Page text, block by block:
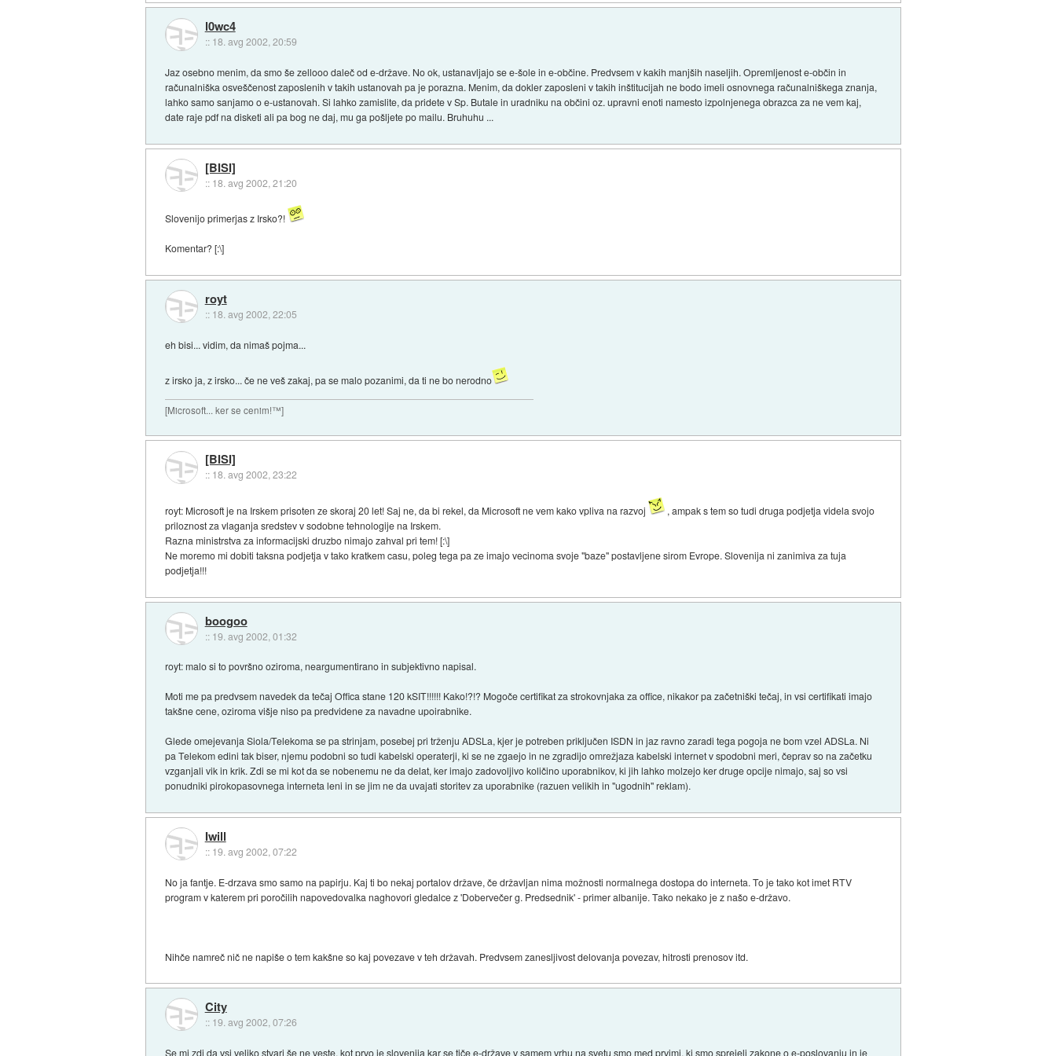
l0wc4
:: 18. avg 2002, 20:59
Jaz osebno menim, da smo še zellooo daleč od e-države. No ok, ustanavljajo se e-šole in e-občine. Predvsem v kakih manjših naseljih. Opremljenost e-občin in
računalniška osveščenost zaposlenih v takih ustanovah pa je porazna. Menim, da dokler zaposleni v takih inštitucijah ne bodo imeli osnovnega računalniškega znanja,
lahko samo sanjamo o e-ustanovah. Si lahko zamislite, da pridete v Sp. Butale in uradniku na občini oz. upravni enoti namesto izpolnjenega obrazca za ne vem kaj,
date raje pdf na disketi ali pa bog ne daj, mu ga pošljete po mailu. Bruhuhu ...
[BISI]
:: 18. avg 2002, 21:20
Slovenijo primerjas z Irsko?!
Komentar? [:\]
royt
:: 18. avg 2002, 22:05
eh bisi... vidim, da nimaš pojma...
z irsko ja, z irsko... če ne veš zakaj, pa se malo pozanimi, da ti ne bo nerodno
[Microsoft... ker se cenim!™]
[BISI]
:: 18. avg 2002, 23:22
royt: Microsoft je na Irskem prisoten ze skoraj 20 let! Saj ne, da bi rekel, da Microsoft ne vem kako vpliva na razvoj
, ampak s tem so tudi druga podjetja videla svojo
priloznost za vlaganja sredstev v sodobne tehnologije na Irskem.
Razna ministrstva za informacijski druzbo nimajo zahval pri tem! [:\]
Ne moremo mi dobiti taksna podjetja v tako kratkem casu, poleg tega pa ze imajo vecinoma svoje "baze" postavljene sirom Evrope. Slovenija ni zanimiva za tuja
podjetja!!!
boogoo
:: 19. avg 2002, 01:32
royt: malo si to površno oziroma, neargumentirano in subjektivno napisal.
Moti me pa predvsem navedek da tečaj Offica stane 120 kSIT!!!!!! Kako!?!? Mogoče certifikat za strokovnjaka za office, nikakor pa začetniški tečaj, in vsi certifikati imajo
takšne cene, oziroma višje niso pa predvidene za navadne upoirabnike.
Glede omejevanja Siola/Telekoma se pa strinjam, posebej pri trženju ADSLa, kjer je potreben priključen ISDN in jaz ravno zaradi tega pogoja ne bom vzel ADSLa. Ni
pa Telekom edini tak biser, njemu podobni so tudi kabelski operaterji, ki se ne zgaejo in ne zgradijo omrežjaza kabelski internet v spodobni meri, čeprav so na začetku
vzganjali vik in krik. Zdi se mi kot da se nobenemu ne da delat, ker imajo zadovoljivo količino uporabnikov, ki jih lahko molzejo ker druge opcije nimajo, saj so vsi
ponudniki pirokopasovnega interneta leni in se jim ne da uvajati storitev za uporabnike (razuen velikih in "ugodnih" reklam).
Iwill
:: 19. avg 2002, 07:22
No ja fantje. E-drzava smo samo na papirju. Kaj ti bo nekaj portalov države, če državljan nima možnosti normalnega dostopa do interneta. To je tako kot imet RTV
program v katerem pri poročilih napovedovalka naghovori gledalce z 'Dobervečer g. Predsednik' - primer albanije. Tako nekako je z našo e-državo.
Nihče namreč nič ne napiše o tem kakšne so kaj povezave v teh državah. Predvsem zanesljivost delovanja povezav, hitrosti prenosov itd.
City
:: 19. avg 2002, 07:26
Se mi zdi da vsi veliko stvari še ne veste, kot prvo je slovenija kar se tiče e-države v samem vrhu na svetu smo med prvimi, ki smo sprejeli zakone o e-poslovanju in je